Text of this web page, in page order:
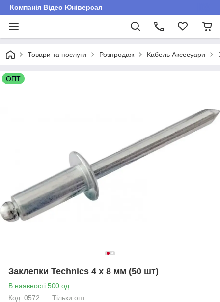
Компанія Відео Юніверсал
Товари та послуги Розпродаж Кабель Аксесуари
ОПТ
Заклепки Technics 4 x 8 мм (50 шт)
В наявності 500 од.
Код: 0572
Тільки опт